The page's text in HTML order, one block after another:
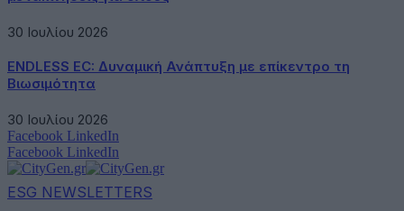
30 Ιουλίου 2026
ENDLESS EC: Δυναμική Ανάπτυξη με επίκεντρο τη
Βιωσιμότητα
30 Ιουλίου 2026
Facebook LinkedIn
Facebook LinkedIn
ESG NEWSLETTERS